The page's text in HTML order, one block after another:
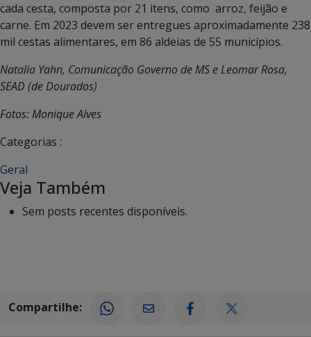
cada cesta, composta por 21 itens, como arroz, feijão e
carne. Em 2023 devem ser entregues aproximadamente 238
mil cestas alimentares, em 86 aldeias de 55 municípios.
Natalia Yahn, Comunicação Governo de MS e Leomar Rosa,
SEAD (de Dourados)
Fotos: Monique Alves
Categorias :
Geral
Veja Também
Sem posts recentes disponíveis.
Compartilhe: